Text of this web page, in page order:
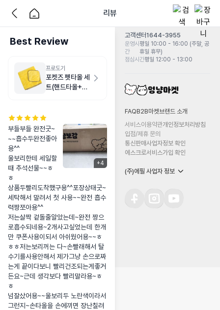
리뷰
Best Review
프로도기
포켓즈 펫타올 세
트(핸드타올+목
+4
부들부들 완전굿~
~~흡수두완전좋아
용^^
울보리한테 세일할
때 추석선물~~ㅎ
ㅎ
상품두빨리도착했구용^^포장상태굿~
세탁해서 말려서 첫 사용~~완전 흡수
력짱쪼아용^^
저는살짝 겉돌줄알았는데~완전 짱으
로흡수되네용~2개사고싶었는데 한개
만 쿠폰사용이되서 아쉬웠어용~~ㅎ
ㅎㅎ저는보리꺼는 다~손빨래해서 탈
수기를사용안해서 제가그냥 손으로짜
는게 끝이다보니 빨리건조되는게좋거
든요~근데 생각보다 빨리말라용~ㅎ
ㅎ
넘잘샀어용~~울보리두 노란색이라서
그런지~손타올을 손에끼면 장난칠려
고객센터1644-3955
운영시
간
평일 10:00 - 16:00 (주말, 공
휴일 휴무)
점심시간평일 12:00 - 13:00
FAQB2B마켓 브랜드 소개
서비스이용약관개인정보처리방침
입점/제휴 문의
통신판매사업자정보 확인
에스크로서비스가입 확인
(주)에필 사업자 정보